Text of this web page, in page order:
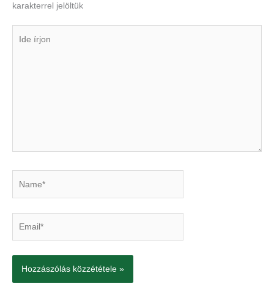
karakterrel jelöltük